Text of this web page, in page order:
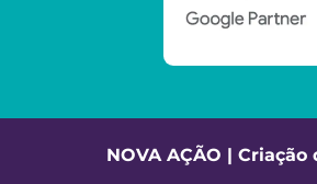
NOVA AÇÃO | Criação